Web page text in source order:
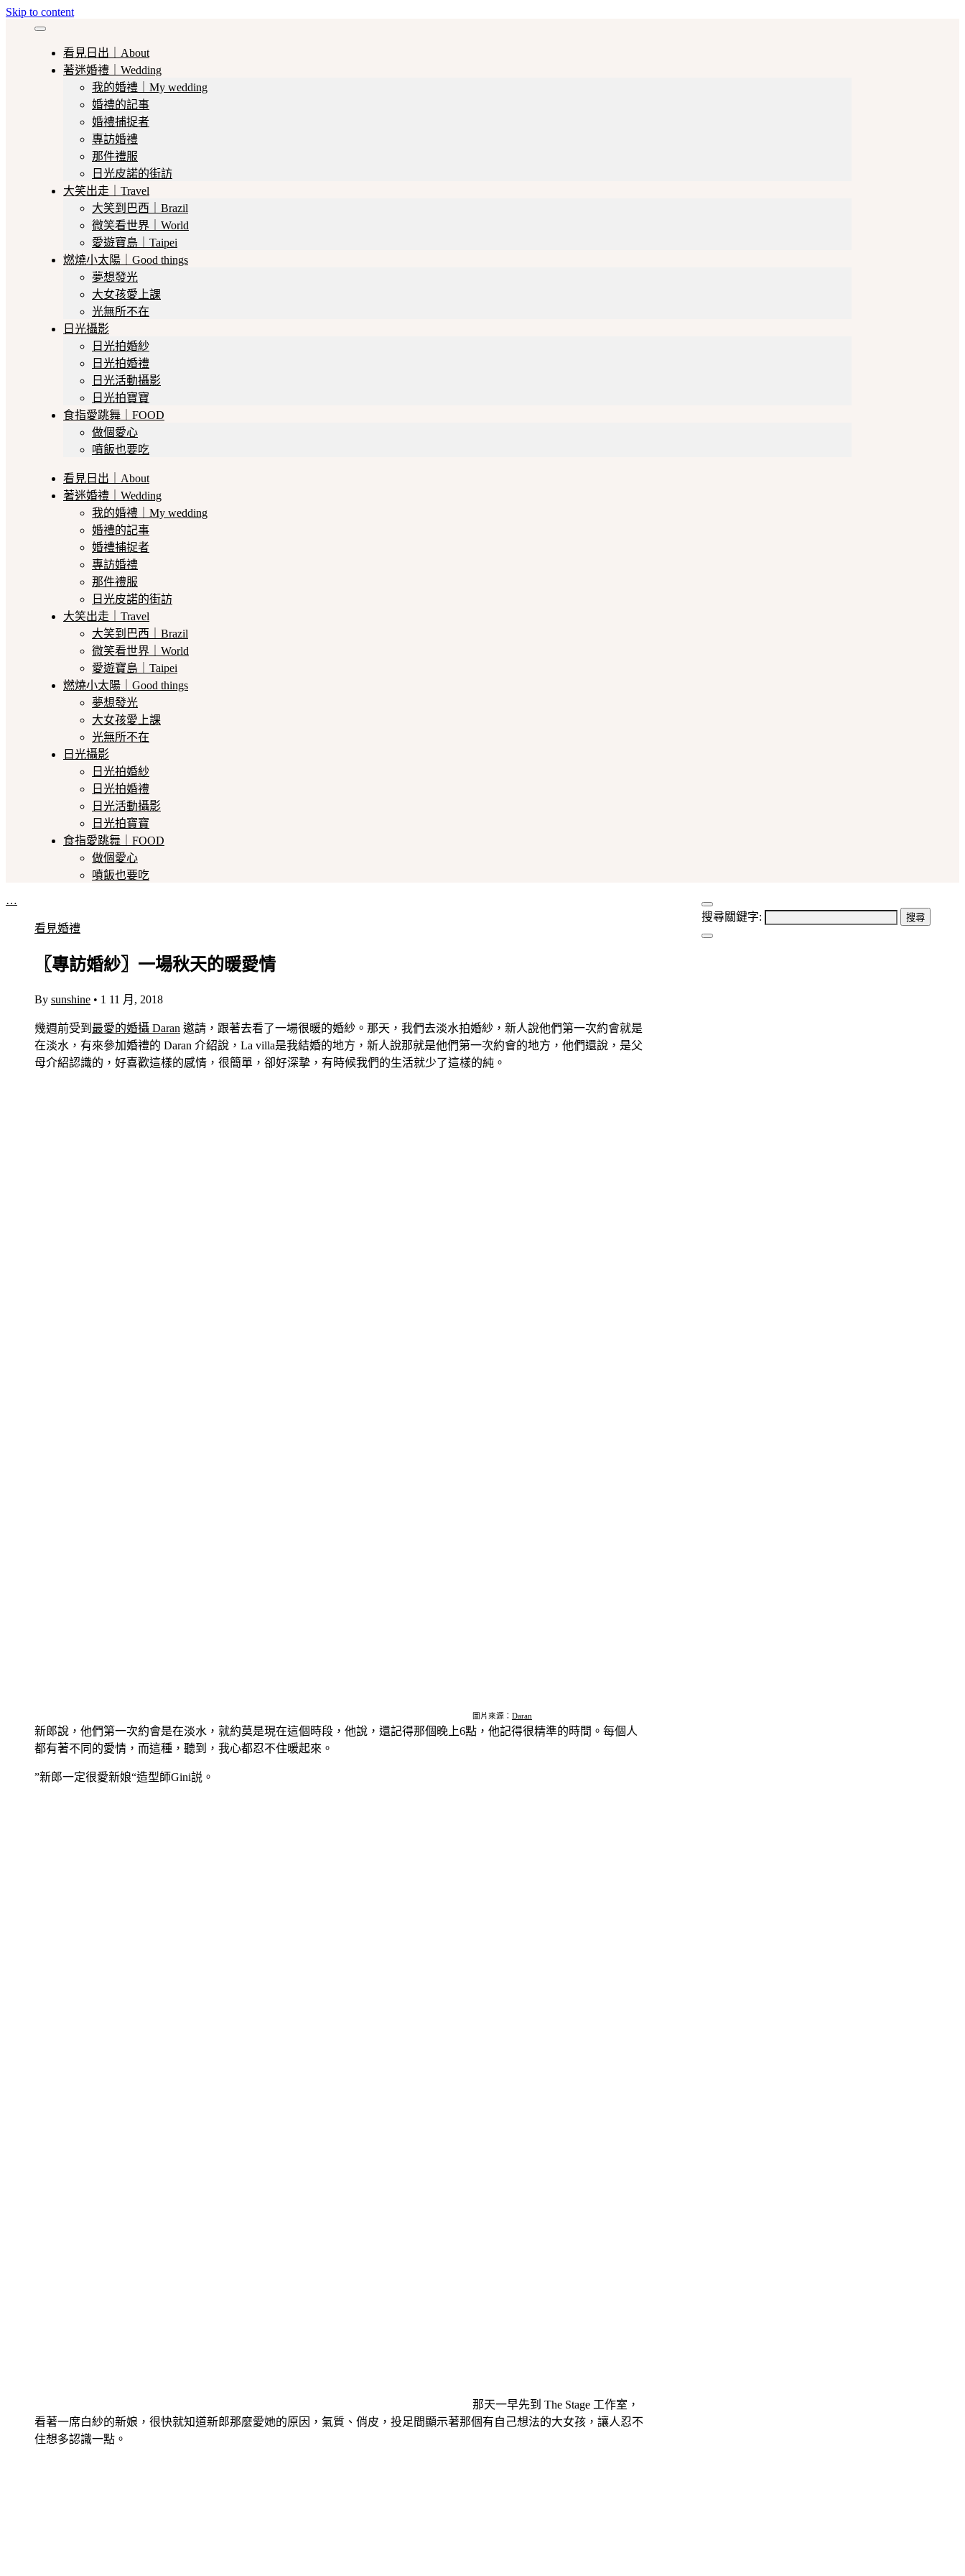
Skip to content
看見日出｜About
著迷婚禮｜Wedding
我的婚禮｜My wedding
婚禮的記事
婚禮捕捉者
專訪婚禮
那件禮服
日光皮諾的街訪
大笑出走｜Travel
大笑到巴西｜Brazil
微笑看世界｜World
愛遊寶島｜Taipei
燃燒小太陽｜Good things
夢想發光
大女孩愛上課
光無所不在
日光攝影
日光拍婚紗
日光拍婚禮
日光活動攝影
日光拍寶寶
食指愛跳舞｜FOOD
做個愛心
噴飯也要吃
看見日出｜About
著迷婚禮｜Wedding
我的婚禮｜My wedding
婚禮的記事
婚禮捕捉者
專訪婚禮
那件禮服
日光皮諾的街訪
大笑出走｜Travel
大笑到巴西｜Brazil
微笑看世界｜World
愛遊寶島｜Taipei
燃燒小太陽｜Good things
夢想發光
大女孩愛上課
光無所不在
日光攝影
日光拍婚紗
日光拍婚禮
日光活動攝影
日光拍寶寶
食指愛跳舞｜FOOD
做個愛心
噴飯也要吃
搜尋關鍵字:
…
看見婚禮
〖專訪婚紗〗一場秋天的暖愛情
By sunshine • 1 11 月, 2018
幾週前受到 最愛的婚攝 Daran 邀請，跟著去看了一場很暖的婚紗。那天，我們去淡水拍婚紗，新人說他們第一次約會就是
在淡水，有來參加婚禮的 Daran 介紹說，La villa是我結婚的地方，新人說那就是他們第一次約會的地方，他們還說，是父
母介紹認識的，好喜歡這樣的感情，很簡單，卻好深摯，有時候我們的生活就少了這樣的純。
圖片來源： Daran
新郎說，他們第一次約會是在淡水，就約莫是現在這個時段，他說，還記得那個晚上6點，他記得很精準的時間。每個人
都有著不同的愛情，而這種，聽到，我心都忍不住暖起來。
”新郎一定很愛新娘“造型師Gini説。
那天一早先到 The Stage 工作室，
看著一席白紗的新娘，很快就知道新郎那麼愛她的原因，氣質、俏皮，投足間顯示著那個有自己想法的大女孩，讓人忍不
住想多認識一點。